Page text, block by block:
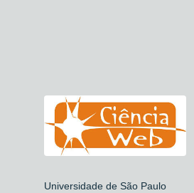
Universidade de São Paulo